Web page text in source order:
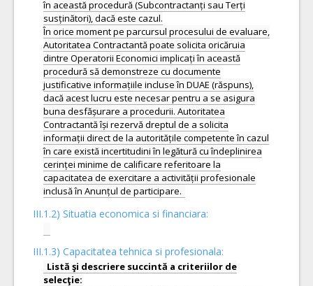
III.1.2) Situatia economica si financiara:
III.1.3) Capacitatea tehnica si profesionala:
Listă şi descriere succintă a criteriilor de